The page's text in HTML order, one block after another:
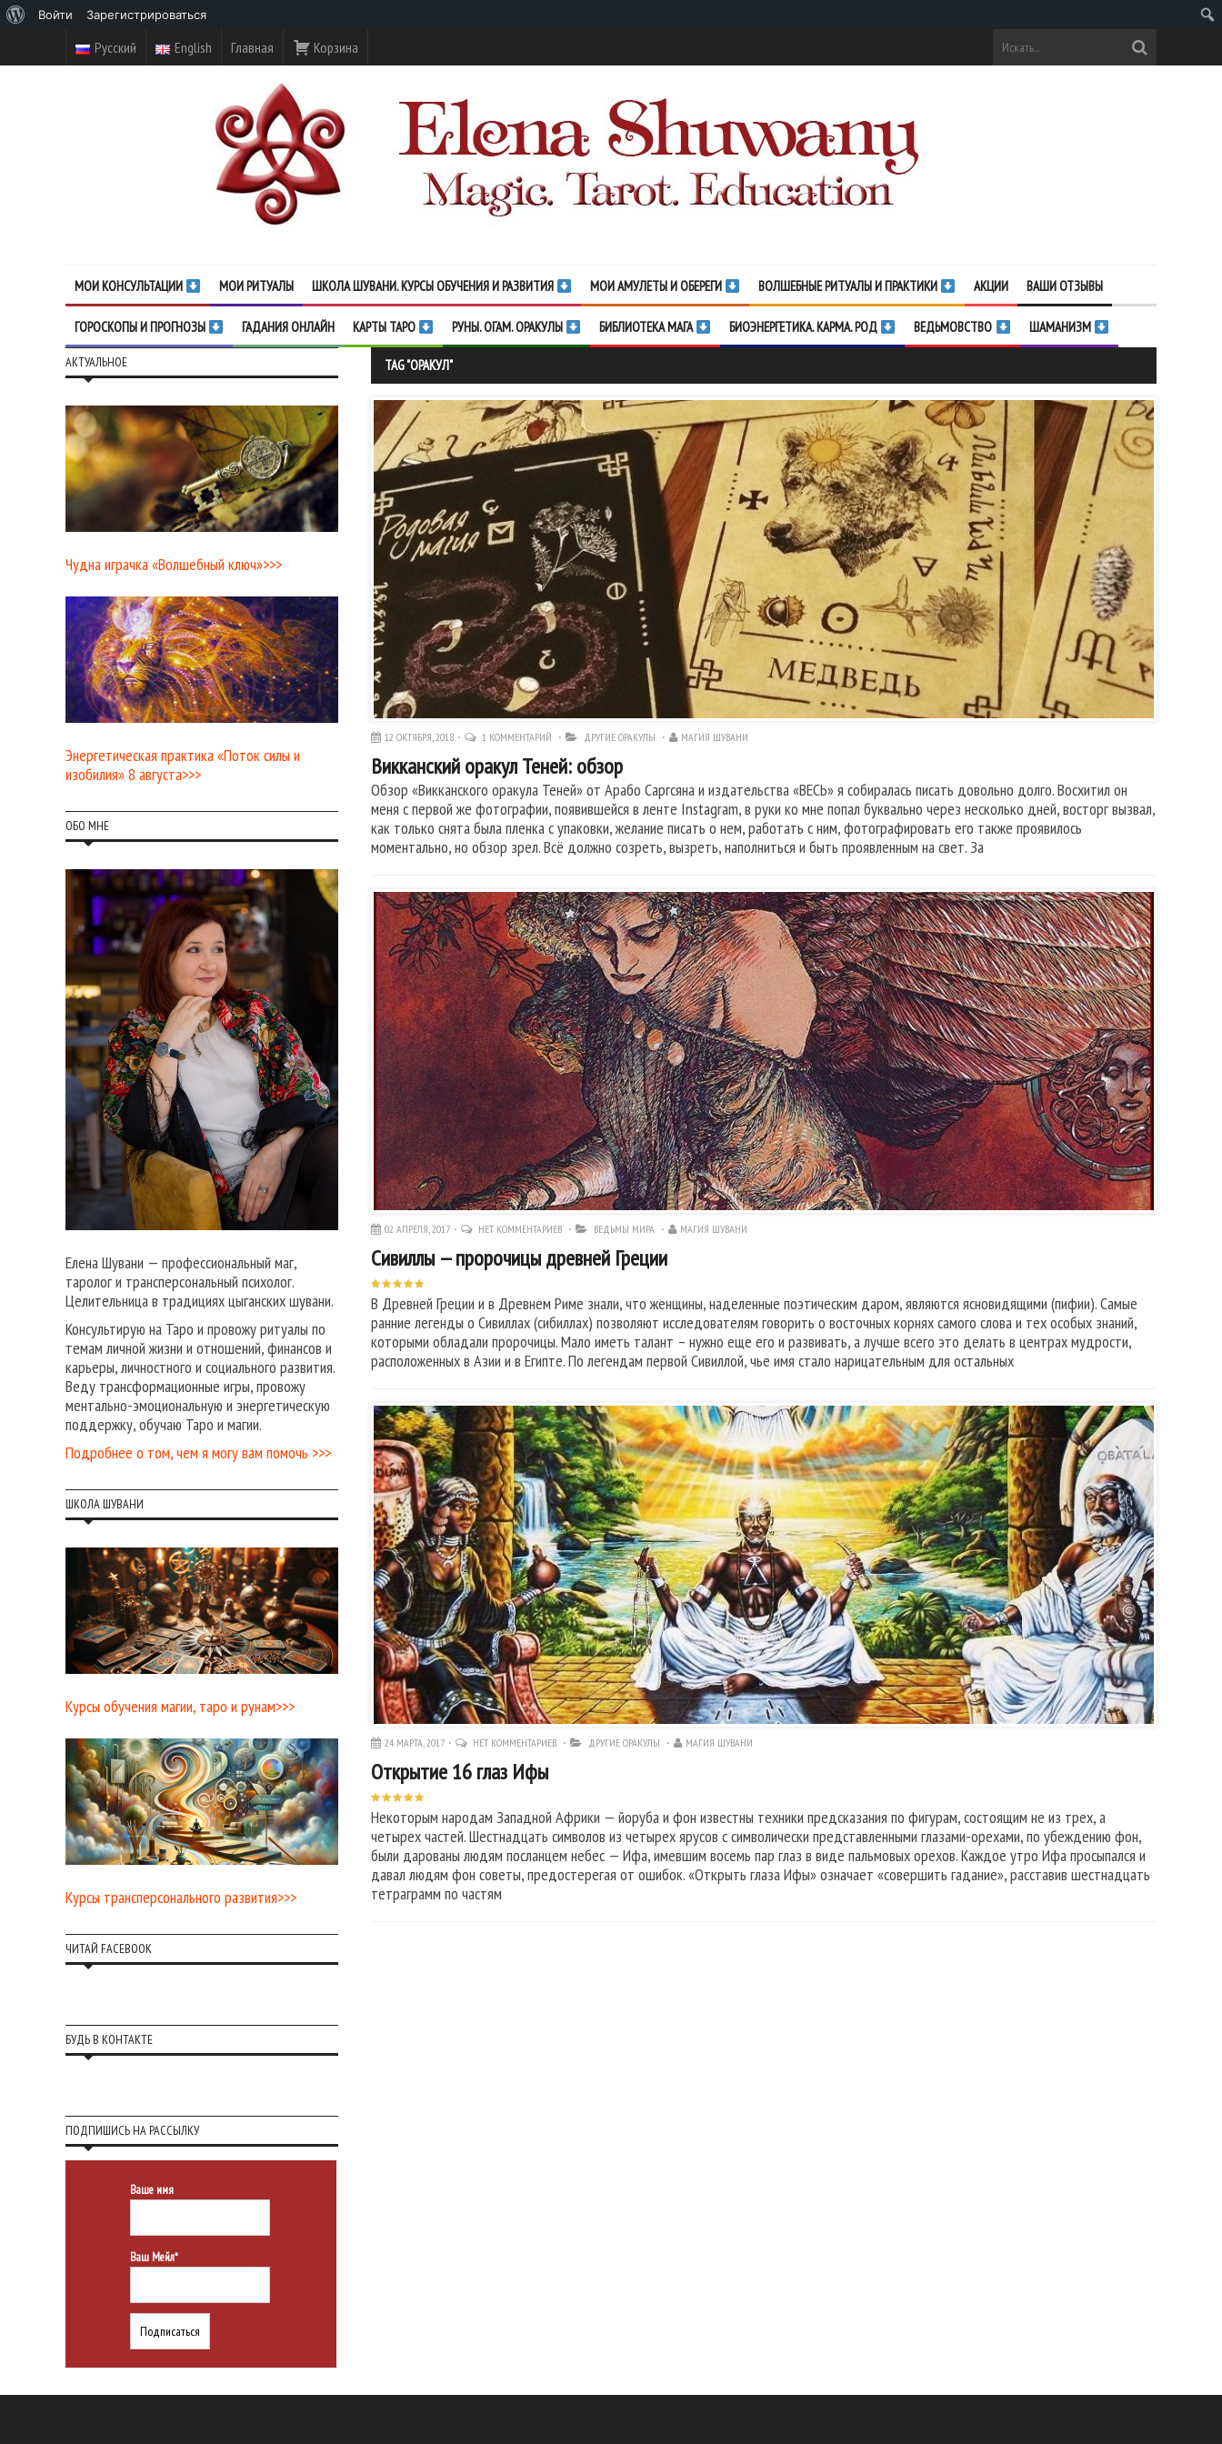
Русский English Главная Корзина
МОИ КОНСУЛЬТАЦИИ МОИ РИТУАЛЫ ШКОЛА ШУВАНИ. КУРСЫ ОБУЧЕНИЯ И РАЗВИТИЯ МОИ АМУЛЕТЫ И ОБЕРЕГИ ВОЛШЕБНЫЕ РИТУАЛЫ И ПРАКТИКИ АКЦИИ ВАШИ ОТЗЫВЫ
ГОРОСКОПЫ И ПРОГНОЗЫ ГАДАНИЯ ОНЛАЙН КАРТЫ ТАРО РУНЫ. ОГАМ. ОРАКУЛЫ БИБЛИОТЕКА МАГА БИОЭНЕРГЕТИКА. КАРМА. РОД ВЕДЬМОВСТВО ШАМАНИЗМ
TAG "ОРАКУЛ"
12 ОКТЯБРЯ, 2018 1 КОММЕНТАРИЙ ДРУГИЕ ОРАКУЛЫ МАГИЯ ШУВАНИ
Викканский оракул Теней: обзор
Обзор «Викканского оракула Теней» от Арабо Саргсяна и издательства «ВЕСЬ» я собиралась писать довольно долго. Восхитил он
меня с первой же фотографии, появившейся в ленте Instagram, в руки ко мне попал буквально через несколько дней, восторг вызвал,
как только снята была пленка с упаковки, желание писать о нем, работать с ним, фотографировать его также проявилось
моментально, но обзор зрел. Всё должно созреть, вызреть, наполниться и быть проявленным на свет. За
02 АПРЕЛЯ, 2017 НЕТ КОММЕНТАРИЕВ ВЕДЬМЫ МИРА МАГИЯ ШУВАНИ
Сивиллы — пророчицы древней Греции
В Древней Греции и в Древнем Риме знали, что женщины, наделенные поэтическим даром, являются ясновидящими (пифии). Самые
ранние легенды о Сивиллах (сибиллах) позволяют исследователям говорить о восточных корнях самого слова и тех особых знаний,
которыми обладали пророчицы. Мало иметь талант – нужно еще его и развивать, а лучше всего это делать в центрах мудрости,
расположенных в Азии и в Египте. По легендам первой Сивиллой, чье имя стало нарицательным для остальных
24 МАРТА, 2017 НЕТ КОММЕНТАРИЕВ ДРУГИЕ ОРАКУЛЫ МАГИЯ ШУВАНИ
Открытие 16 глаз Ифы
Некоторым народам Западной Африки — йоруба и фон известны техники предсказания по фигурам, состоящим не из трех, а
четырех частей. Шестнадцать символов из четырех ярусов с символически представленными глазами-орехами, по убеждению фон,
были дарованы людям посланцем небес — Ифа, имевшим восемь пар глаз в виде пальмовых орехов. Каждое утро Ифа просыпался и
давал людям фон советы, предостерегая от ошибок. «Открыть глаза Ифы» означает «совершить гадание», расставив шестнадцать
тетраграмм по частям
АКТУАЛЬНОЕ
Чудна играчка «Волшебный ключ»>>>
Энергетическая практика «Поток силы и
изобилия» 8 августа>>>
ОБО МНЕ
Елена Шувани — профессиональный маг,
таролог и трансперсональный психолог.
Целительница в традициях цыганских шувани.
Консультирую на Таро и провожу ритуалы по
темам личной жизни и отношений, финансов и
карьеры, личностного и социального развития.
Веду трансформационные игры, провожу
ментально-эмоциональную и энергетическую
поддержку, обучаю Таро и магии.
Подробнее о том, чем я могу вам помочь >>>
ШКОЛА ШУВАНИ
Курсы обучения магии, таро и рунам>>>
Курсы трансперсонального развития>>>
ЧИТАЙ FACEBOOK
БУДЬ В КОНТАКТЕ
ПОДПИШИСЬ НА РАССЫЛКУ
Ваше имя
Ваш Мейл*
WordPress
Войти Зарегистрироваться